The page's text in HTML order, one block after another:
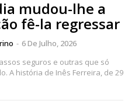
mudou-lhe a
fê-la regressar
- 6 De Julho, 2026
seguros e outras que só
A história de Inês Ferreira, de 29